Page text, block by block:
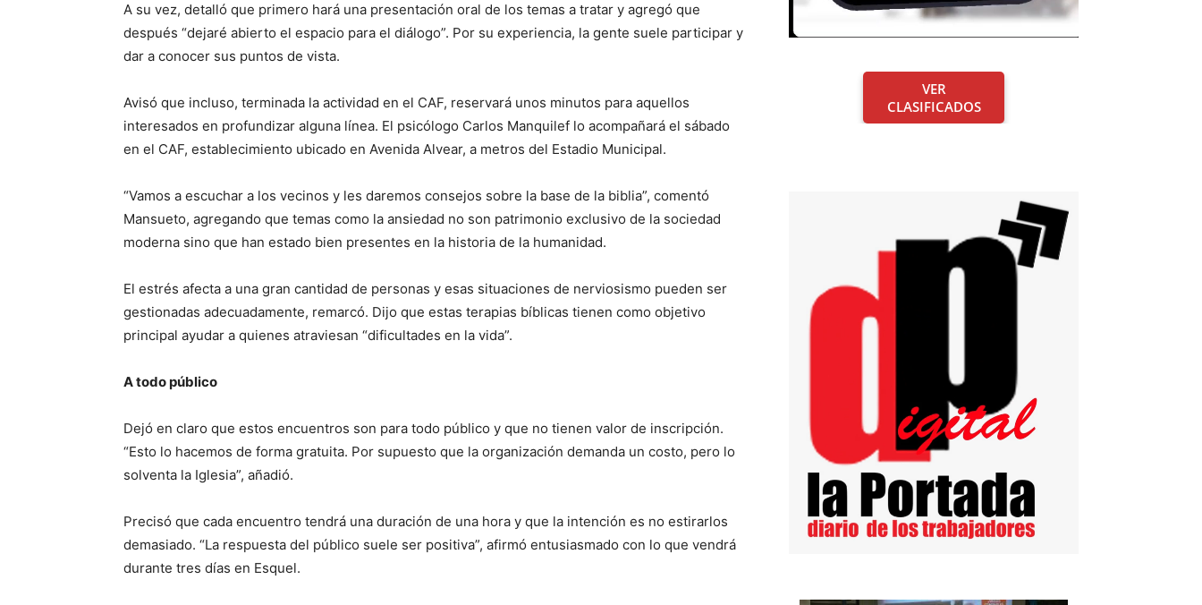
A su vez, detalló que primero hará una presentación oral de los temas a tratar y agregó que
después “dejaré abierto el espacio para el diálogo”. Por su experiencia, la gente suele participar y
dar a conocer sus puntos de vista.
Avisó que incluso, terminada la actividad en el CAF, reservará unos minutos para aquellos
interesados en profundizar alguna línea. El psicólogo Carlos Manquilef lo acompañará el sábado
en el CAF, establecimiento ubicado en Avenida Alvear, a metros del Estadio Municipal.
“Vamos a escuchar a los vecinos y les daremos consejos sobre la base de la biblia”, comentó
Mansueto, agregando que temas como la ansiedad no son patrimonio exclusivo de la sociedad
moderna sino que han estado bien presentes en la historia de la humanidad.
El estrés afecta a una gran cantidad de personas y esas situaciones de nerviosismo pueden ser
gestionadas adecuadamente, remarcó. Dijo que estas terapias bíblicas tienen como objetivo
principal ayudar a quienes atraviesan “dificultades en la vida”.
A todo público
Dejó en claro que estos encuentros son para todo público y que no tienen valor de inscripción.
“Esto lo hacemos de forma gratuita. Por supuesto que la organización demanda un costo, pero lo
solventa la Iglesia”, añadió.
Precisó que cada encuentro tendrá una duración de una hora y que la intención es no estirarlos
demasiado. “La respuesta del público suele ser positiva”, afirmó entusiasmado con lo que vendrá
durante tres días en Esquel.
VER
CLASIFICADOS